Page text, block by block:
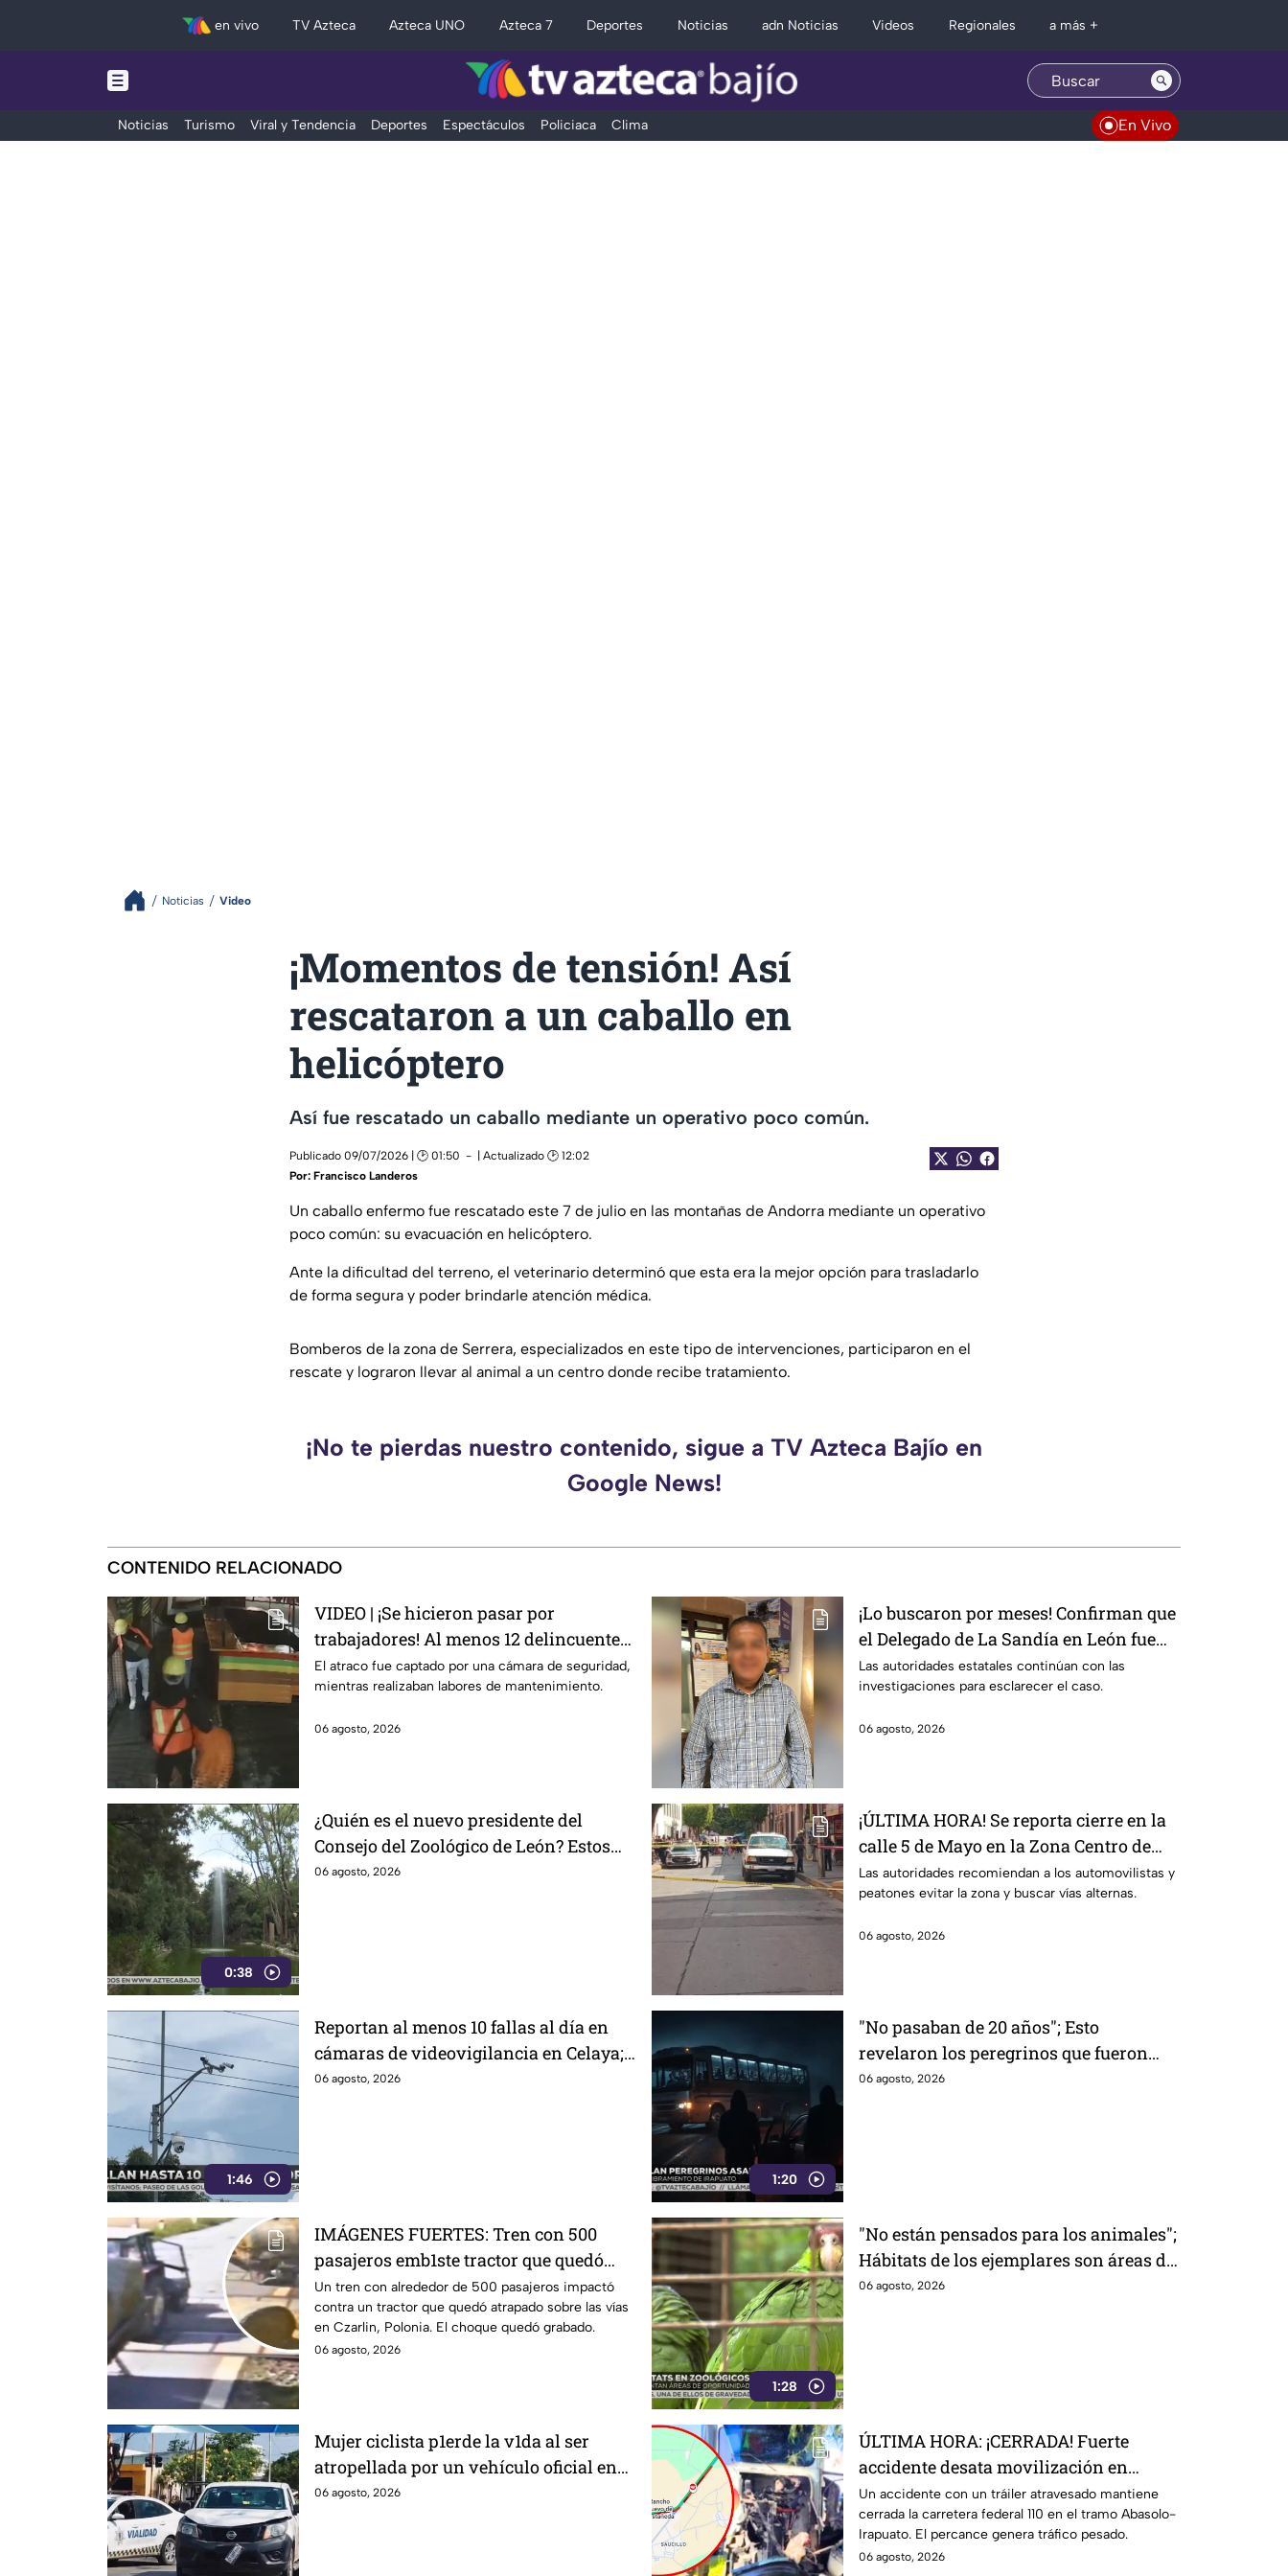
en vivo TV Azteca Azteca UNO Azteca 7 Deportes Noticias adn Noticias Videos Regionales a más +
Noticias Turismo Viral y Tendencia Deportes Espectáculos Policiaca Clima En Vivo
Noticias Video
¡Momentos de tensión! Así
rescataron a un caballo en
helicóptero
Así fue rescatado un caballo mediante un operativo poco común.
Publicado 09/07/2026 | 🕑 01:50
| Actualizado 🕑 12:02
Por: Francisco Landeros
Un caballo enfermo fue rescatado este 7 de julio en las montañas de Andorra mediante un operativo
poco común: su evacuación en helicóptero.
Ante la dificultad del terreno, el veterinario determinó que esta era la mejor opción para trasladarlo
de forma segura y poder brindarle atención médica.
Bomberos de la zona de Serrera, especializados en este tipo de intervenciones, participaron en el
rescate y lograron llevar al animal a un centro donde recibe tratamiento.
¡No te pierdas nuestro contenido, sigue a TV Azteca Bajío en
Google News!
CONTENIDO RELACIONADO
VIDEO | ¡Se hicieron pasar por
trabajadores! Al menos 12 delincuentes
sustraen dinero y diversas
pertenencias de un establecimiento
El atraco fue captado por una cámara de seguridad,
mientras realizaban labores de mantenimiento.
06 agosto, 2026
¡Lo buscaron por meses! Confirman que
el Delegado de La Sandía en León fue
localizado sin vid4
Las autoridades estatales continúan con las
investigaciones para esclarecer el caso.
06 agosto, 2026
0:38
¿Quién es el nuevo presidente del
Consejo del Zoológico de León? Estos
los problemas que enfrenta el complejo
06 agosto, 2026
¡ÚLTIMA HORA! Se reporta cierre en la
calle 5 de Mayo en la Zona Centro de
León; ¿qué sucedió?
Las autoridades recomiendan a los automovilistas y
peatones evitar la zona y buscar vías alternas.
06 agosto, 2026
1:46
Reportan al menos 10 fallas al día en
cámaras de videovigilancia en Celaya;
aseguran que es por la 'naturaleza'
06 agosto, 2026
1:20
"No pasaban de 20 años"; Esto
revelaron los peregrinos que fueron
asaltados por hombres arm4dos en
06 agosto, 2026
IMÁGENES FUERTES: Tren con 500
pasajeros emb1ste tractor que quedó
sobre las vías; VIDEO muestra el choque
Un tren con alrededor de 500 pasajeros impactó
contra un tractor que quedó atrapado sobre las vías
en Czarlin, Polonia. El choque quedó grabado.
06 agosto, 2026
1:28
"No están pensados para los animales";
Hábitats de los ejemplares son áreas de
oportunidad en Zoológico de León
06 agosto, 2026
Mujer ciclista p1erde la v1da al ser
atropellada por un vehículo oficial en
Purísima del Rincón
06 agosto, 2026
ÚLTIMA HORA: ¡CERRADA! Fuerte
accidente desata movilización en
carretera de Guanajuato HOY jueves: así
ocurrió
Un accidente con un tráiler atravesado mantiene
cerrada la carretera federal 110 en el tramo Abasolo-
Irapuato. El percance genera tráfico pesado.
06 agosto, 2026